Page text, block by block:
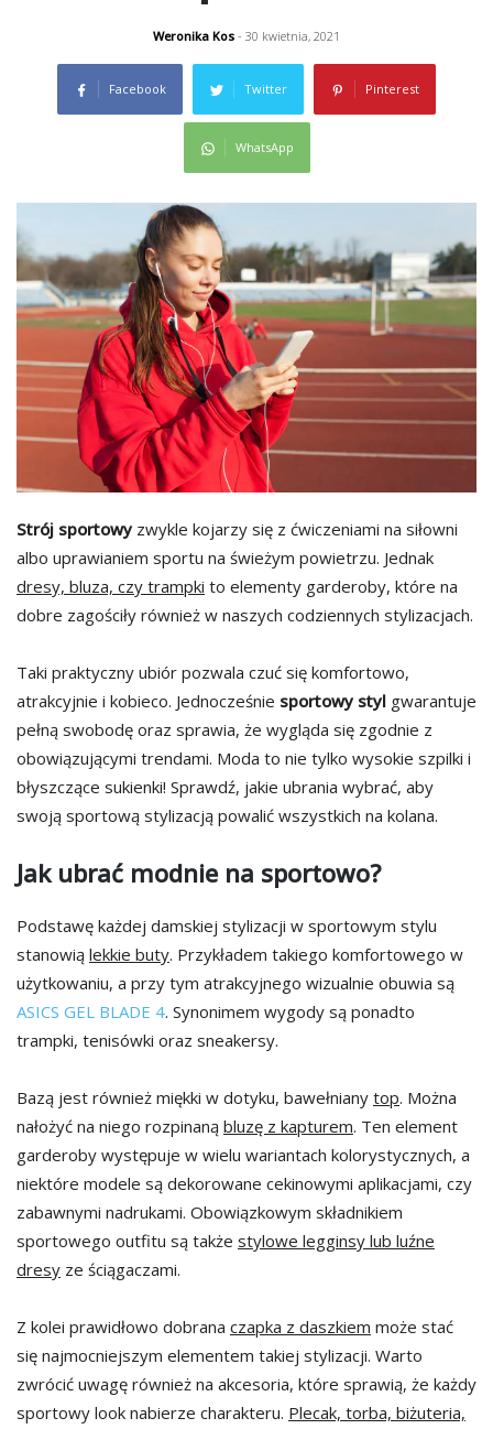
Weronika Kos - 30 kwietnia, 2021
Facebook Twitter Pinterest
WhatsApp
Strój sportowyzwykle kojarzy się z ćwiczeniami na siłowni
albo uprawianiem sportu na świeżym powietrzu. Jednak
dresy, bluza, czy trampki to elementy garderoby, które na
dobre zagościły również w naszych codziennych stylizacjach.
Taki praktyczny ubiór pozwala czuć się komfortowo,
atrakcyjnie i kobieco. Jednocześnie sportowy styl gwarantuje
pełną swobodę oraz sprawia, że wygląda się zgodnie z
obowiązującymi trendami. Moda to nie tylko wysokie szpilki i
błyszczące sukienki! Sprawdź, jakie ubrania wybrać, aby
swoją sportową stylizacją powalić wszystkich na kolana.
Jak ubrać modnie na sportowo?
Podstawę każdej damskiej stylizacji w sportowym stylu
stanowią lekkie buty. Przykładem takiego komfortowego w
użytkowaniu, a przy tym atrakcyjnego wizualnie obuwia są
ASICS GEL BLADE 4. Synonimem wygody są ponadto
trampki, tenisówki oraz sneakersy.
Bazą jest również miękki w dotyku, bawełniany top. Można
nałożyć na niego rozpinaną bluzę z kapturem. Ten element
garderoby występuje w wielu wariantach kolorystycznych, a
niektóre modele są dekorowane cekinowymi aplikacjami, czy
zabawnymi nadrukami. Obowiązkowym składnikiem
sportowego outfitu są także stylowe legginsy lub luźne
dresy ze ściągaczami.
Z kolei prawidłowo dobrana czapka z daszkiem może stać
się najmocniejszym elementem takiej stylizacji. Warto
zwrócić uwagę również na akcesoria, które sprawią, że każdy
sportowy look nabierze charakteru. Plecak, torba, biżuteria,